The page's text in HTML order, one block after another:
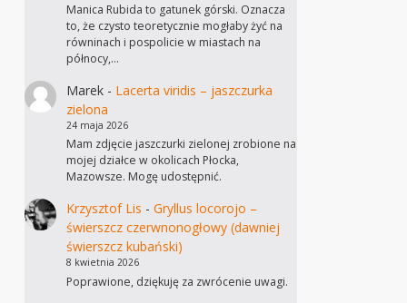
Manica Rubida to gatunek górski. Oznacza
to, że czysto teoretycznie mogłaby żyć na
równinach i pospolicie w miastach na
północy,…
Marek- Lacerta viridis – jaszczurka
zielona
24 maja 2026
Mam zdjęcie jaszczurki zielonej zrobione na
mojej działce w okolicach Płocka,
Mazowsze. Mogę udostępnić.
Krzysztof Lis - Gryllus locorojo –
świerszcz czerwnonogłowy (dawniej
świerszcz kubański)
8 kwietnia 2026
Poprawione, dziękuję za zwrócenie uwagi.